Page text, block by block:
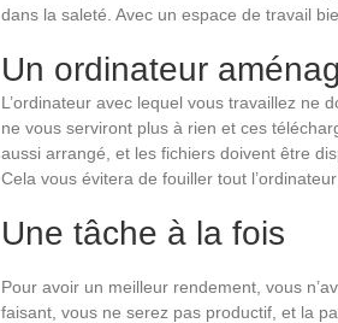
dans la saleté. Avec un espace de travail
Un ordinateur
L’ordinateur avec lequel vous travaillez ne
ne vous serviront plus à rien et ces
aussi arrangé, et les fichiers doivent être
Cela vous évitera de fouiller tout
Une tâche à la fois
Pour avoir un meilleur rendement, vous
faisant, vous ne serez pas productif, et la